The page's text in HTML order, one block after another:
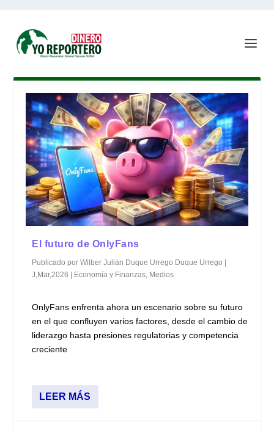
El futuro de OnlyFans
Publicado porWilber Julián Duque Urrego Duque Urrego |
J,Mar,2026 | Economía y Finanzas Medios
OnlyFans enfrenta ahora un escenario sobre su futuro
en el que confluyen varios factores, desde el cambio de
liderazgo hasta presiones regulatorias y competencia
creciente
LEER MÁS